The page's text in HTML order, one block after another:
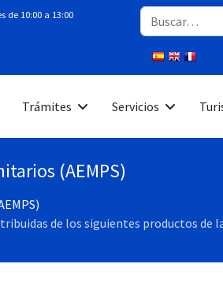
de 10:00 a 13:00 Buscar
Trámites Servicios
(AEMPS)
de los siguientes productos de